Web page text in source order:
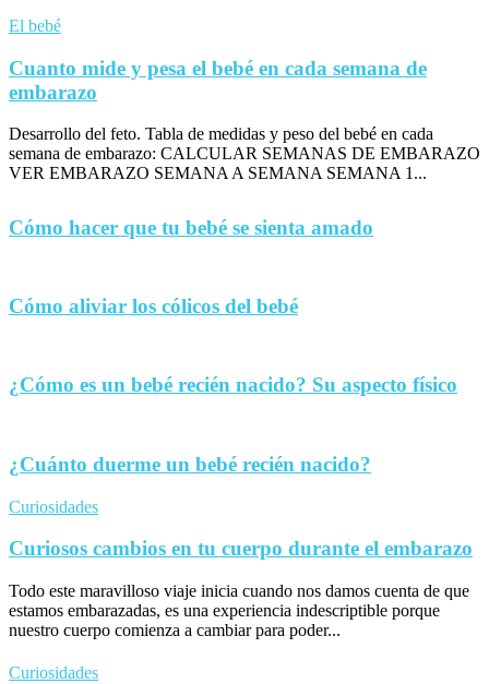
El bebé
Cuanto mide y pesa el bebé en cada semana de
embarazo
Desarrollo del feto. Tabla de medidas y peso del bebé en cada
semana de embarazo: CALCULAR SEMANAS DE EMBARAZO
VER EMBARAZO SEMANA A SEMANA SEMANA 1...
Cómo hacer que tu bebé se sienta amado
Cómo aliviar los cólicos del bebé
¿Cómo es un bebé recién nacido? Su aspecto físico
¿Cuánto duerme un bebé recién nacido?
Curiosidades
Curiosos cambios en tu cuerpo durante el embarazo
Todo este maravilloso viaje inicia cuando nos damos cuenta de que
estamos embarazadas, es una experiencia indescriptible porque
nuestro cuerpo comienza a cambiar para poder...
Curiosidades